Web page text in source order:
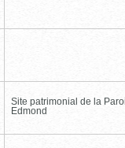
Site patrimonial de la
Edmond